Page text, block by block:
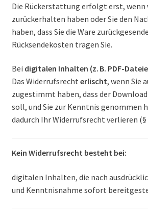
Die Rückerstattung erfolgt erst, wenn
zurückerhalten haben oder Sie den
haben, dass Sie die Ware
Rücksendekosten tragen Sie.
Bei digitalen Inhalten (z. B. PDF-
Das Widerrufsrecht erlischt, wenn Sie
zugestimmt haben, dass der
soll, und Sie zur Kenntnis genommen
dadurch Ihr Widerrufsrecht verlieren (§
Kein Widerrufsrecht besteht bei:
digitalen Inhalten, die nach
und Kenntnisnahme sofort